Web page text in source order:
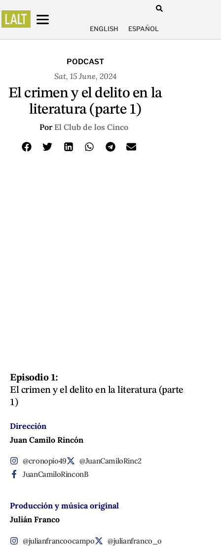
ENGLISH ESPAÑOL
PODCAST
Sat, 15 June, 2024
El crimen y el delito en la
literatura (parte 1)
Por El Club de los Cinco
Episodio 1:
El crimen y el delito en la literatura (parte
1)
Dirección
Juan Camilo Rincón
@cronopio49
@JuanCamiloRinc2
JuanCamiloRinconB
Producción y música original
Julián Franco
@julianfrancoocampo @julianfranco_o